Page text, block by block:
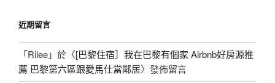
近期留言
「Rilee」於〈[巴黎住宿］我在巴黎有個家 Airbnb好房源推
薦 巴黎第六區跟愛馬仕當鄰居〉發佈留言